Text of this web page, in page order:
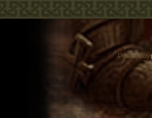
Powered by